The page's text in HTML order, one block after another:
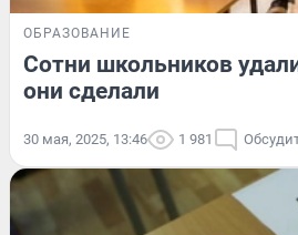
ОБРАЗОВАНИЕ
Сотни школьников
они сделали
30 мая, 2025, 13:46 1 981